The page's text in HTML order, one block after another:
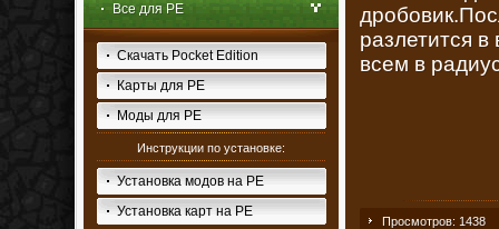
Все для PE
Скачать Pocket Edition
Карты для PE
Моды для PE
Инструкции по установке:
Установка модов на PE
Установка карт на PE
разлетится
всем в
Просмотров: 1438